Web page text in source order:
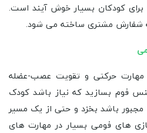
کودکان بسیار خوش آیند است.
شفارش مشتری ساخته می شود.
مهارت حرکتی و تقویت عصب-عضله
فوم بسازید که نیاز باشد کودک
مجبور باشد بخزد و حتی از یک مسیر
های فومی بسیار در مهارت های